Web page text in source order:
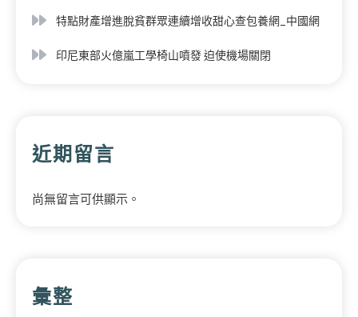
特點財產增進脫貧群眾連續增收甜心查包養網_中國網
印尼東部火億嵐工學椅山噴發 迫使機場關閉
近期留言
尚無留言可供顯示。
彙整